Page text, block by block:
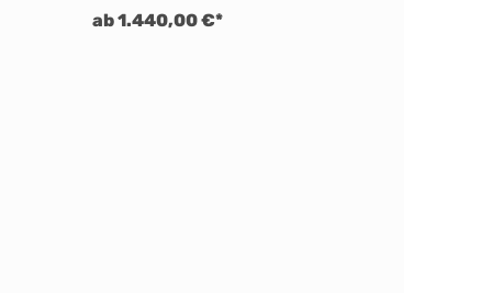
ab 1.440,00 €*